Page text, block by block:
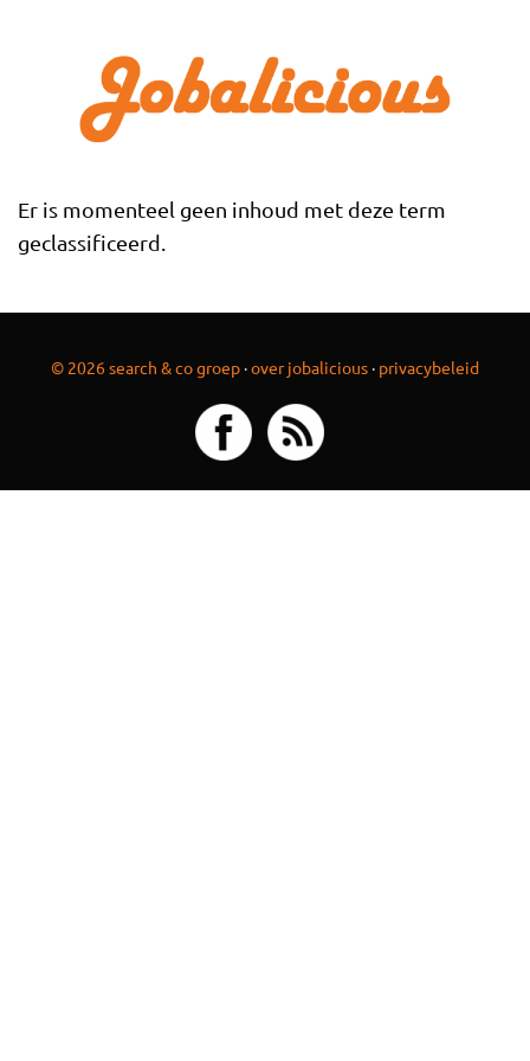
Er is momenteel geen inhoud met deze term
geclassificeerd.
© 2026 search & co groep ·over jobalicious · privacybeleid